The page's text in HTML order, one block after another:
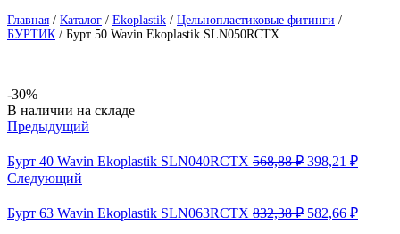
Главная / Каталог / Ekoplastik / Цельнопластиковые фитинги /
БУРТИК/ Бурт 50 Wavin Ekoplastik SLN050RCTX
-30%
Availability:
В наличии на складе
Предыдущий
Бурт 40 Wavin Ekoplastik SLN040RCTX 568,88₽
568,88 ₽.
398,21 ₽
Следующий
Бурт 63 Wavin Ekoplastik SLN063RCTX 832,38₽ 582,66 ₽